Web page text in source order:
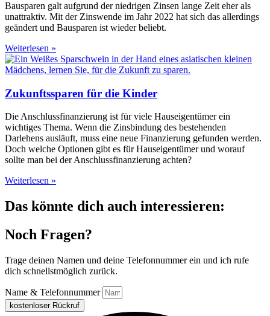
Bausparen galt aufgrund der niedrigen Zinsen lange Zeit eher als
unattraktiv. Mit der Zinswende im Jahr 2022 hat sich das allerdings
geändert und Bausparen ist wieder beliebt.
Weiterlesen »
Zukunftssparen für die Kinder
Die Anschlussfinanzierung ist für viele Hauseigentümer ein
wichtiges Thema. Wenn die Zinsbindung des bestehenden
Darlehens ausläuft, muss eine neue Finanzierung gefunden werden.
Doch welche Optionen gibt es für Hauseigentümer und worauf
sollte man bei der Anschlussfinanzierung achten?
Weiterlesen »
Das könnte dich auch interessieren:
Noch Fragen?
Trage deinen Namen und deine Telefonnummer ein und ich rufe
dich schnellstmöglich zurück.
Name & Telefonnummer
kostenloser Rückruf